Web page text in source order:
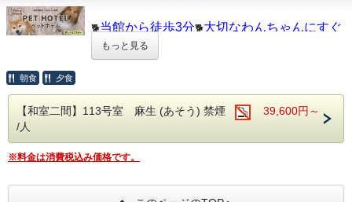
「美肌の湯」として名高い温泉は、露天風呂でお愉しみいた
だくのがお薦め。
夜は、能舞台で行われる伝統芸能を鑑賞するもよし、シアタ
ールームでDVD鑑賞するもよし、
無料の貸切風呂で、美肌の湯を独占するもよし。思い思いに
当館は、日本の建築・料理・おもてなしにこだわる“和趣
🐕当館から徒歩3分🐕大切なわんちゃんにすぐ
会える ！
一緒に昼神温泉を満喫しよう！
「わんちゃんの様子が見られずに心配・・・」
そんな方におすすめ、昼神温泉郷内にあるペットフレンドリ
ーな
もっと見る
朝食 夕食
【和室二間】113号室 麻生 (あそう) 禁煙
39,600円～
/人
※料金は消費税込み価格です。